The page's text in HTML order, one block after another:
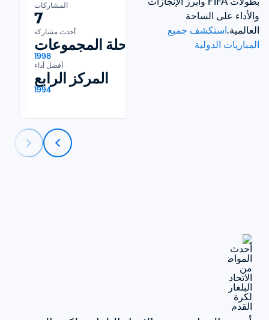
العالمية.
المباريات الدولية
المشاركات
7
أحدث مشاركة
مرحلة المجموعات
1998
أفضل أداء
المركز الرابع
1994
المشاركات
21
آخر مشاركة
2026